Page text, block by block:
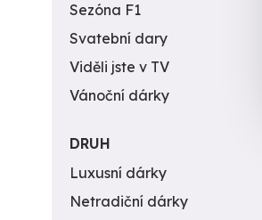
Sezóna F1
Svatební dary
Viděli jste v TV
Vánoční dárky
DRUH
Luxusní dárky
Netradiční dárky